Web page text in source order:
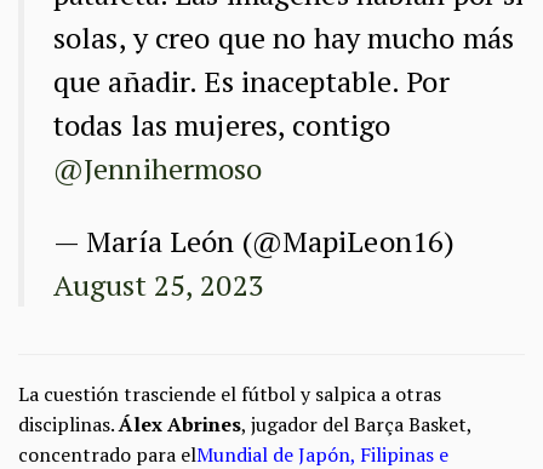
solas, y creo que no hay mucho más
que añadir. Es inaceptable. Por
todas las mujeres, contigo
@Jennihermoso
— María León (@MapiLeon16)
August 25, 2023
La cuestión trasciende el fútbol y salpica a otras
disciplinas.Álex Abrines, jugador del Barça Basket,
concentrado para elMundial de Japón, Filipinas e